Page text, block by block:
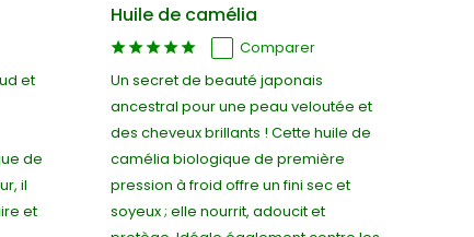
et
de
il
et
Huile de camélia
Comparer
Un secret de beauté japonais
ancestral pour une peau veloutée et
des cheveux brillants ! Cette huile de
camélia biologique de première
pression à froid offre un fini sec et
soyeux ; elle nourrit, adoucit et